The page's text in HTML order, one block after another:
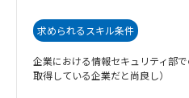
求められるスキル条件
企業における情報セキュリティ部
取得している企業だと尚良し）